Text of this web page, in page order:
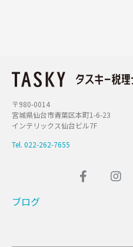
〒980-0014
宮城県仙台市青葉区本町1-6-23
インテリックス仙台ビル7F
Tel. 022-262-7655
ブログ